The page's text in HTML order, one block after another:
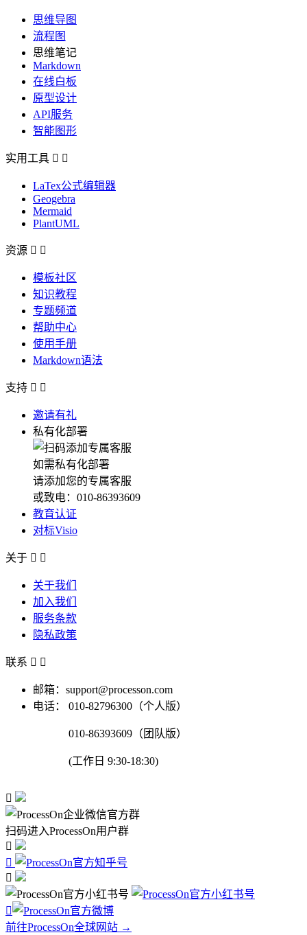
思维导图
流程图
思维笔记
Markdown
在线白板
原型设计
API服务
智能图形
实用工具  
LaTex公式编辑器
Geogebra
Mermaid
PlantUML
资源  
模板社区
知识教程
专题频道
帮助中心
使用手册
Markdown语法
支持  
邀请有礼
私有化部署
如需私有化部署
请添加您的专属客服
或致电：010-86393609
教育认证
对标Visio
关于  
关于我们
加入我们
服务条款
隐私政策
联系  
邮箱：support@processon.com
电话：
010-82796300（个人版）
010-86393609（团队版）
(工作日 9:30-18:30)

扫码进入ProcessOn用户群




前往ProcessOn全球网站 →